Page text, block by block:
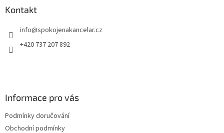
Kontakt
info@spokojenakancelar.cz
+420 737 207 892
Informace pro vás
Podmínky doručování
Obchodní podmínky